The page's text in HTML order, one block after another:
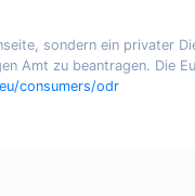
sondern ein privater
Amt zu beantragen. Die
consumers/odr